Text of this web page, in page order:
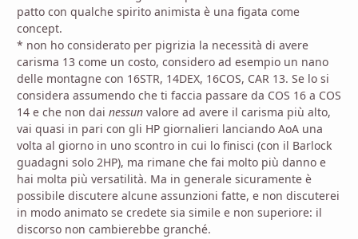
patto con qualche spirito animista è una figata come
concept.
* non ho considerato per pigrizia la necessità di avere
carisma 13 come un costo, considero ad esempio un nano
delle montagne con 16STR, 14DEX, 16COS, CAR 13. Se lo si
considera assumendo che ti faccia passare da COS 16 a COS
14 e che non dai nessun valore ad avere il carisma più alto,
vai quasi in pari con gli HP giornalieri lanciando AoA una
volta al giorno in uno scontro in cui lo finisci (con il Barlock
guadagni solo 2HP), ma rimane che fai molto più danno e
hai molta più versatilità. Ma in generale sicuramente è
possibile discutere alcune assunzioni fatte, e non discuterei
in modo animato se credete sia simile e non superiore: il
discorso non cambierebbe granché.